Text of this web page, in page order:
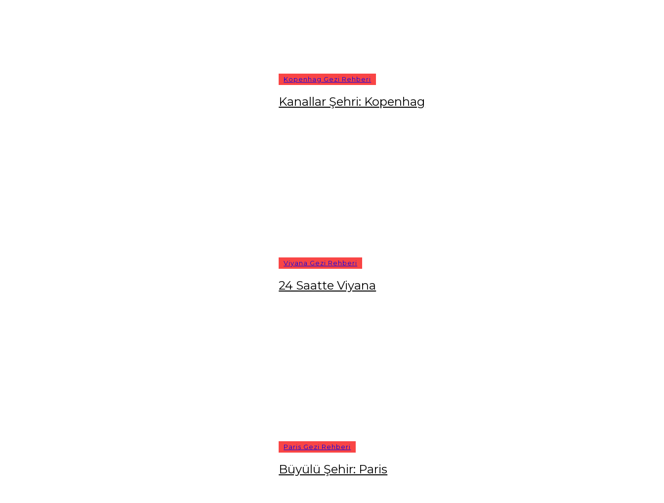
Kopenhag Gezi Rehberi
Kanallar Şehri: Kopenhag
Viyana Gezi Rehberi
24 Saatte Viyana
Paris Gezi Rehberi
Büyülü Şehir: Paris